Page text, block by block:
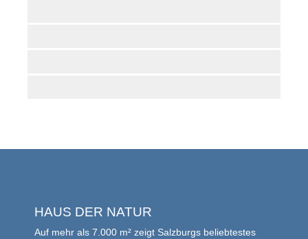
HAUS DER NATUR
Auf mehr als 7.000 m² zeigt Salzburgs beliebtestes